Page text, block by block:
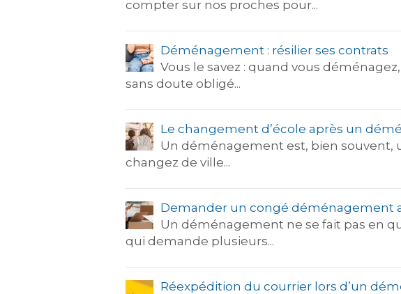
compter sur nos proches pour...
Déménagement : résilier ses contrats
Vous le savez : quand vous
sans doute obligé...
Le changement d’école après un
Un déménagement est, bien souvent,
changez de ville...
Demander un congé déménagement
Un déménagement ne se fait pas en
qui demande plusieurs...
Réexpédition du courrier lors d’un